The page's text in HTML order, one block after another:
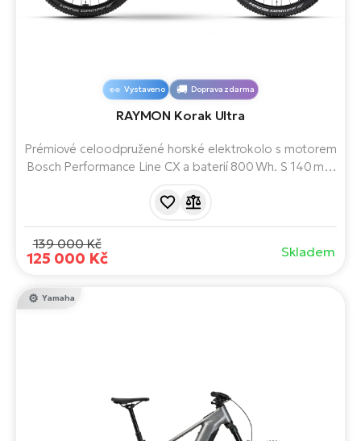
Doprava zdarma
Vystaveno
RAYMON Korak Ultra
Prémiové celoodpružené horské elektrokolo s motorem
Bosch Performance Line CX a baterií 800 Wh. S 140 mm
zvládá technické trailové trasy i dlouhé výlety. Ideální pro
139 000 Kč
125 000 Kč Skladem
Yamaha